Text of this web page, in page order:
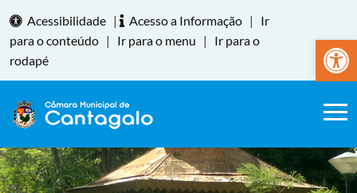
Abrir
Acessibilidade | Acesso a Informação |
Ir
para o conteúdo | Ir para o menu |
Ir para o
rodapé